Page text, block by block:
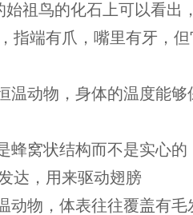
始祖鸟的化石上可以看出
指端有爪，嘴里有牙，
温动物，身体的温度能够
蜂窝状结构而不是实心的
达，用来驱动翅膀
动物，体表往往覆盖有毛